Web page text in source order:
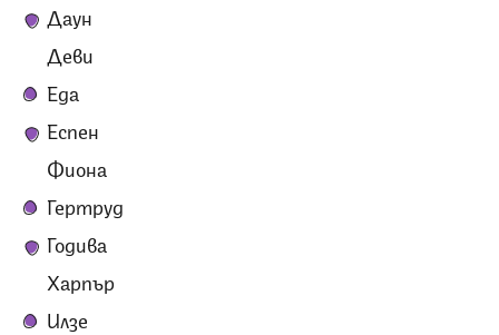
Даун
Деви
Еда
Еспен
Фиона
Гертруд
Годива
Харпър
Илзе